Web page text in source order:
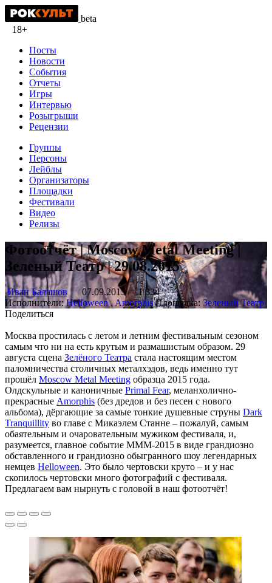
beta
18+
Посты
Новости
События
Отчеты
Игры
Интервью
Розыгрыши
Рецензии
Группы
Персоны
Лейблы
Организаторы
Площадки
Фестивали
Видео
Релизы
Фотоотчёт | Moscow Metal Meeting |
Зеленый Театр | 29.08.2015
Иван Балашов 07.09.2015
1 334
Исполнители:Helloween,AmorphisПлощадка: Зеленый Театр
Поделиться
Москва простилась с летом и летним фестивальным сезоном
самым что ни на есть крутым и размашистым образом. 29
августа сцена Зелёного Театра стала настоящим местом
паломничества столичных металхэдов, ведь именно тут
прошёл Moscow Metal Meeting образца 2015 года.
Олдскульные и каноничные Primal Fear, меланхолично-
прекрасные Amorphis (без дредов и без песен с нового
альбома), дёргающие за самые тонкие душевные струны Dark
Tranquillity во главе с Микаэлем Станне – пожалуй, самым
обаятельным и очаровательным мужиком фестиваля, и,
разумеется, главное событие MMM-2015 в виде грандиозно
обставленного и грандиозно обыгранного шоу легендарных
немцев Helloween. Это было чертовски круто – и у нас
скопилось чертовски много фотографий с фестиваля.
Предлагаем вам нырнуть с головой в наш фотоотчёт!